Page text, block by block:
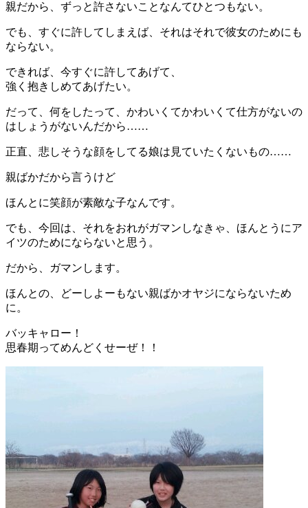
親だから、ずっと許さないことなんてひとつもない。
でも、すぐに許してしまえば、それはそれで彼女のためにも
ならない。
できれば、今すぐに許してあげて、
強く抱きしめてあげたい。
だって、何をしたって、かわいくてかわいくて仕方がないの
はしょうがないんだから……
正直、悲しそうな顔をしてる娘は見ていたくないもの……
親ばかだから言うけど
ほんとに笑顔が素敵な子なんです。
でも、今回は、それをおれがガマンしなきゃ、ほんとうにア
イツのためにならないと思う。
だから、ガマンします。
ほんとの、どーしよーもない親ばかオヤジにならないため
に。
バッキャロー！
思春期ってめんどくせーぜ！！